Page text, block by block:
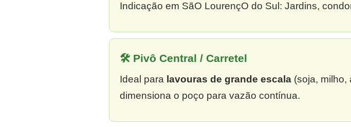
Indicação em SãO LourençO do Sul: Jardins,
🛠 Pivô Central / Carretel
Ideal para lavouras de grande escala (soja, milho,
dimensiona o poço para vazão contínua.